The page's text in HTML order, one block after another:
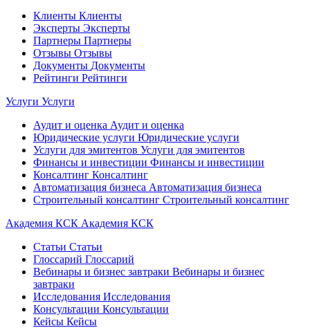
Клиенты Клиенты
Эксперты Эксперты
Партнеры Партнеры
Отзывы Отзывы
Документы Документы
Рейтинги Рейтинги
Услуги Услуги
Аудит и оценка Аудит и оценка
Юридические услуги Юридические услуги
Услуги для эмитентов Услуги для эмитентов
Финансы и инвестиции Финансы и инвестиции
Консалтинг Консалтинг
Автоматизация бизнеса Автоматизация бизнеса
Строительный консалтинг Строительный консалтинг
Академия КСК Академия КСК
Статьи Статьи
Глоссарий Глоссарий
Вебинары и бизнес завтраки Вебинары и бизнес
завтраки
Исследования Исследования
Консультации Консультации
Кейсы Кейсы